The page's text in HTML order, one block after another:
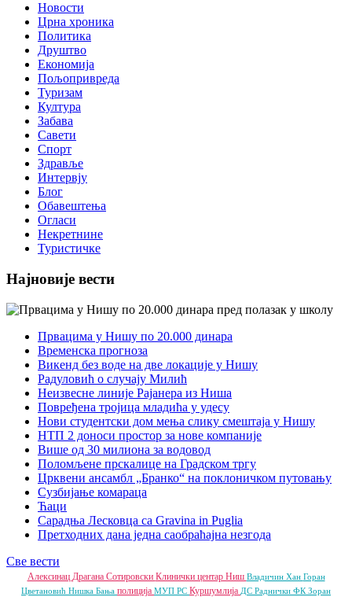
Новости
Црна хроника
Политика
Друштво
Економија
Пољопривреда
Туризам
Култура
Забава
Савети
Спорт
Здравље
Интервју
Блог
Обавештења
Огласи
Некретнине
Туристичке
Најновије вести
Првацима у Нишу по 20.000 динара
Временска прогноза
Викенд без воде на две локације у Нишу
Радуловић о случају Милић
Неизвесне линије Рајанера из Ниша
Повређена тројица младића у удесу
Нови студентски дом мења слику смештаја у Нишу
НТП 2 доноси простор за нове компаније
Више од 30 милиона за водовод
Поломљене прскалице на Градском тргу
Црквени ансамбл „Бранко“ на поклоничком путовању
Сузбијање комараца
Ћаци
Сарадња Лесковца са Gravina in Puglia
Претходних дана једна саобраћајна незгода
Све вести
Алексинац Драгана Сотировски Клинички центар Ниш Владичин Хан Горан
Цветановић Нишка Бања полиција МУП РС Куршумлија ДС Раднички ФК Зоран